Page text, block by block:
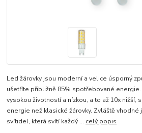
Led žárovky jsou moderní a velice úsporný
ušetříte přibližně 85% spotřebované energie.
vysokou životností a nízkou, a to až 10x nižší,
energie než klasické žárovky. Zvláště
svítidel, která svítí každý ... celý popis